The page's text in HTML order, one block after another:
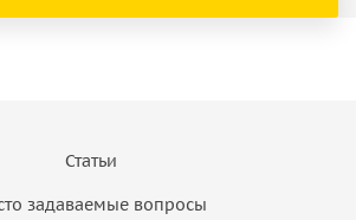
Статьи
задаваемые вопросы